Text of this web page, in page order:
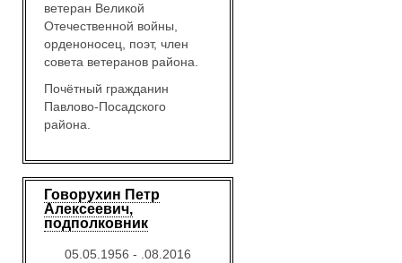
ветеран Великой
Отечественной войны,
орденоносец, поэт, член
совета ветеранов района.
Почётный гражданин
Павлово-Посадского
района.
Говорухин Петр
Алексеевич,
подполковник
05.05.1956 - .08.2016